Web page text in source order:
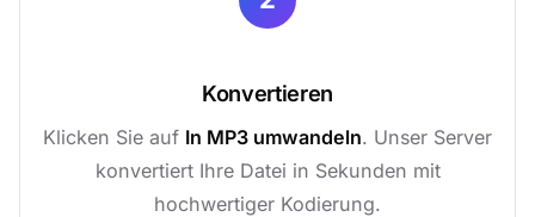
Konvertieren
Klicken Sie auf In MP3 umwandeln. Unser Server
konvertiert Ihre Datei in Sekunden mit
hochwertiger Kodierung.